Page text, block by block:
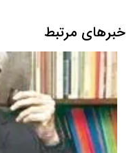
خبرهای مرتبط